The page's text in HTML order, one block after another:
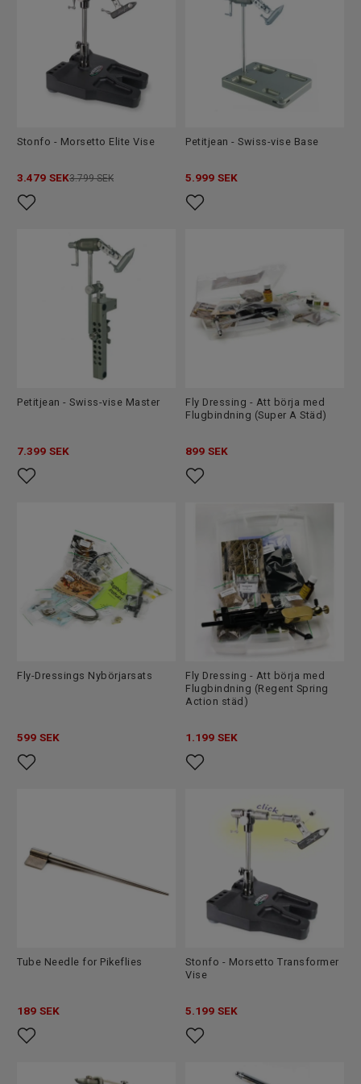
flugbindning – du får rätt verktyg, material och inspiration för
Köp bindstäd och startkit hos Upplevstore.se – och
skapa flugor som fångar både fisk och blickar!
Stonfo - Morsetto Elite Vise
3.479 SEK3.799 SEK
Petitjean - Swiss-vise Base
5.999 SEK
Petitjean - Swiss-vise Master
7.399 SEK
Fly Dressing - Att börja med
Flugbindning (Super A Städ)
899 SEK
Fly-Dressings Nybörjarsats
599 SEK
Fly Dressing - Att börja med
Flugbindning (Regent Spring
Action städ)
1.199 SEK
Tube Needle for Pikeflies
189 SEK
Stonfo - Morsetto Transformer
Vise
5.199 SEK